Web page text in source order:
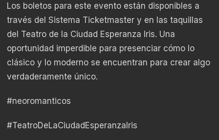
Los boletos para este evento están disponibles a
través del Sistema Ticketmaster y en las taquillas
del Teatro de la Ciudad Esperanza Iris. Una
oportunidad imperdible para presenciar cómo lo
clásico y lo moderno se encuentran para crear algo
verdaderamente único.
#neoromanticos
#TeatroDeLaCiudadEsperanzaIris